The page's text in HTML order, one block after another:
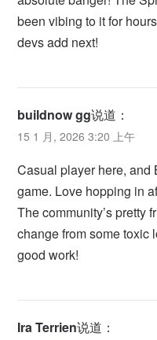
been vibing to it for
devs add next!
buildnow gg说道：
15 1 月, 2026 3:20 上午
Casual player here, and
game. Love hopping in
The community’s pretty
change from some toxic
good work!
Ira Terrien说道：